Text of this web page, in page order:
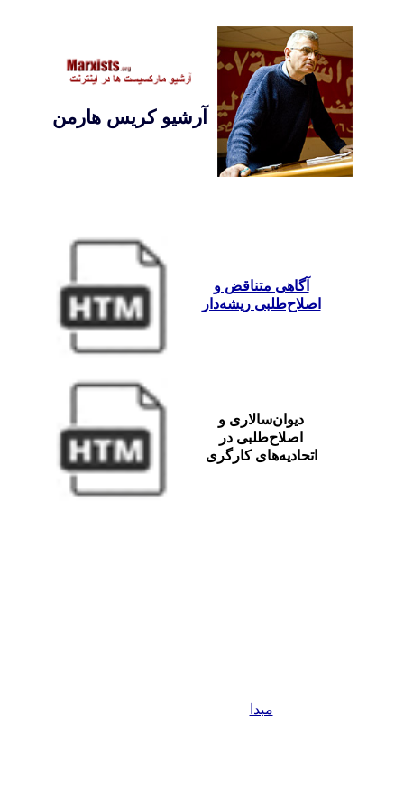
آرشيو کریس هارمن
آگاهی متناقض و
اصلاح‌طلبی ریشه‌دار
دیوان‌سالاری و
اصلاح‌طلبی در
اتحادیه‌های کارگری
مبدا